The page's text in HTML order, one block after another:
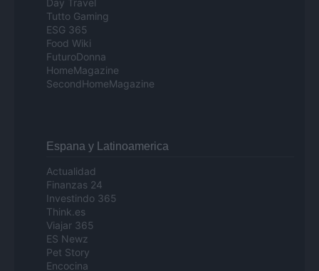
Tutto Gaming
ESG 365
Food Wiki
FuturoDonna
HomeMagazine
SecondHomeMagazine
Espana y Latinoamerica
Actualidad
Finanzas 24
Investindo 365
Think.es
Viajar 365
ES Newz
Pet Story
Encocina